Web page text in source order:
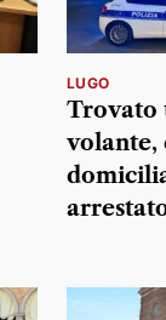
LUGO
Trovato
volante,